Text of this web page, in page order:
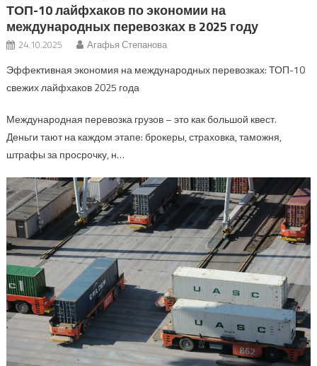
ТОП-10 лайфхаков по экономии на
международных перевозках в 2025 году
24.10.2025 Агафья Степанова
Эффективная экономия на международных перевозках: ТОП-10
свежих лайфхаков 2025 года
Международная перевозка грузов – это как большой квест.
Деньги тают на каждом этапе: брокеры, страховка, таможня,
штрафы за просрочку, н…